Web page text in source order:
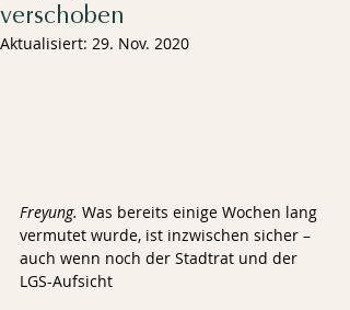
verschoben
Aktualisiert: 29. Nov. 2020
Freyung. Was bereits einige Wochen lang
vermutet wurde, ist inzwischen sicher –
auch wenn noch der Stadtrat und der
LGS-Aufsicht